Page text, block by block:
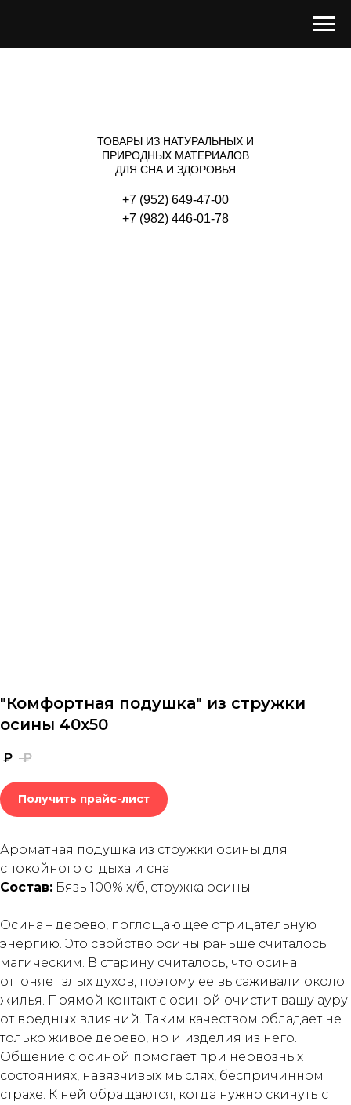
ТОВАРЫ ИЗ НАТУРАЛЬНЫХ И
ПРИРОДНЫХ МАТЕРИАЛОВ
ДЛЯ СНА И ЗДОРОВЬЯ
+7 (952) 649-47-00
+7 (982) 446-01-78
"Комфортная подушка" из стружки
осины 40x50
₽ ₽
Получить прайс-лист
Ароматная подушка из стружки осины для
спокойного отдыха и сна
Состав: Бязь 100% х/б, стружка осины
Осина – дерево, поглощающее отрицательную
энергию. Это свойство осины раньше считалось
магическим. В старину считалось, что осина
отгоняет злых духов, поэтому ее высаживали около
жилья. Прямой контакт с осиной очистит вашу ауру
от вредных влияний. Таким качеством обладает не
только живое дерево, но и изделия из него.
Общение с осиной помогает при нервозных
состояниях, навязчивых мыслях, беспричинном
страхе. К ней обращаются, когда нужно скинуть с